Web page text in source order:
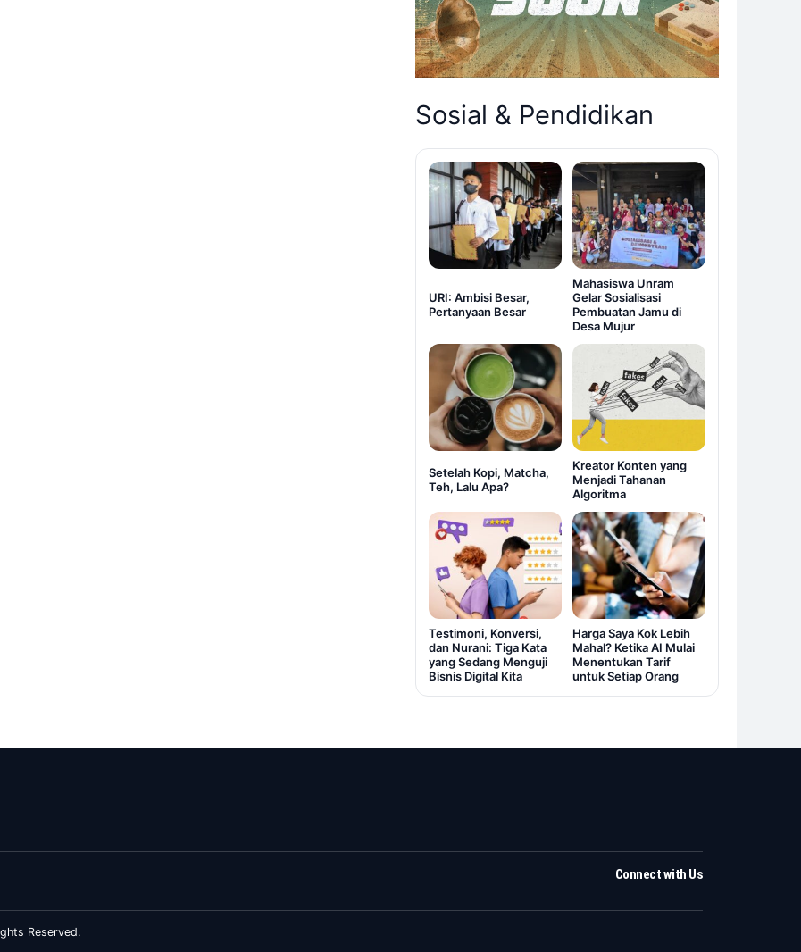
Sosial & Pendidikan
URI: Ambisi Besar,
Pertanyaan Besar
Mahasiswa Unram
Gelar Sosialisasi
Pembuatan Jamu di
Desa Mujur
Setelah Kopi, Matcha,
Teh, Lalu Apa?
Kreator Konten yang
Menjadi Tahanan
Algoritma
Testimoni, Konversi,
dan Nurani: Tiga Kata
yang Sedang Menguji
Bisnis Digital Kita
Harga Saya Kok Lebih
Mahal? Ketika AI Mulai
Menentukan Tarif
untuk Setiap Orang
Connect with Us
Reserved.